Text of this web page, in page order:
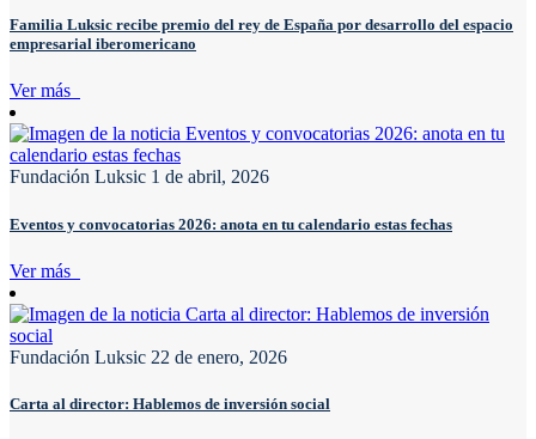
Familia Luksic recibe premio del rey de España por desarrollo del espacio
empresarial iberomericano
Ver más
Fundación Luksic 1 de abril, 2026
Eventos y convocatorias 2026: anota en tu calendario estas fechas
Ver más
Fundación Luksic 22 de enero, 2026
Carta al director: Hablemos de inversión social